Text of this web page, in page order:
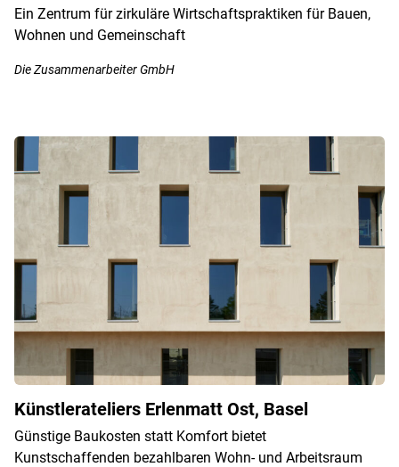
Ein Zentrum für zirkuläre Wirtschaftspraktiken für Bauen,
Wohnen und Gemeinschaft
Die Zusammenarbeiter GmbH
Künstlerateliers Erlenmatt Ost, Basel
Günstige Baukosten statt Komfort bietet
Kunstschaffenden bezahlbaren Wohn- und Arbeitsraum